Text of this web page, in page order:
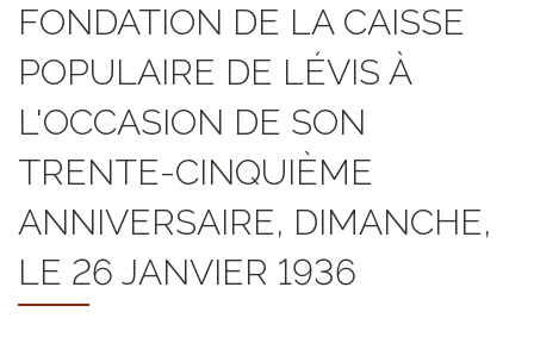
FONDATION DE LA CAISSE
POPULAIRE DE LÉVIS À
L'OCCASION DE SON
TRENTE-CINQUIÈME
ANNIVERSAIRE, DIMANCHE,
LE 26 JANVIER 1936